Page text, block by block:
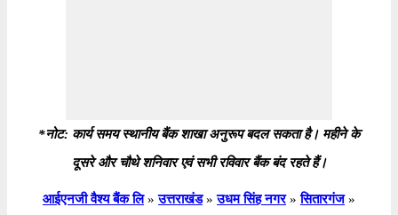
*नोट: कार्य समय स्थानीय बैंक शाखा अनुरूप बदल सकता है। महीने के
दूसरे और चौथे शनिवार एवं सभी रविवार बैंक बंद रहते हैं।
आईएनजी वैश्य बैंक लि » उत्तराखंड » उधम सिंह नगर » सितारगंज »